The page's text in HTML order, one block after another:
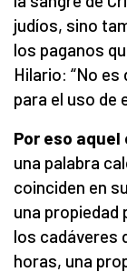
judíos, sino
los paganos
Hilario: “No
para el uso de
Por eso
una palabra
coinciden en
una propiedad
los cadáveres
horas, una